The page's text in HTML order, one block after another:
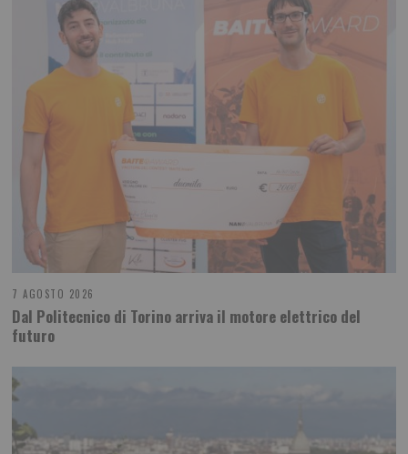
7 AGOSTO 2026
Dal Politecnico di Torino arriva il motore elettrico del
futuro